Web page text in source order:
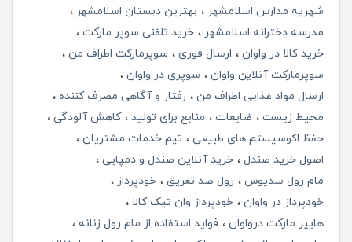
شهریه مدارس اسلامشهر
بهترین دبستان اسلامشهر
مدرسه دخترانه اسلامشهر
خرید تلفنی سوپر مارکت
خرید کالا در واوان
ارسال فوری
سوپرمارکت اطراف من
سوپرمارکت آنلاین واوان
سوپری در واوان
ارسال مواد غذایی اطراف من
رفتار و آگاهی مصرف کننده
محیط زیست
ضایعات منابع برای تولید
کاهش آلودگی
حفظ اکوسیستم های طبیعی
تیم خدمات مشتریان
اصول خرید صندل
خرید آنلاین صندل و دمپایی
مام رول سدیوس
رول ضد تعریق
خودپرداز
خودپرداز در واوان
خودپرداز وان تیک کالا
هایپر مارکت درواوان
فواید استفاده از مام رول زنانه